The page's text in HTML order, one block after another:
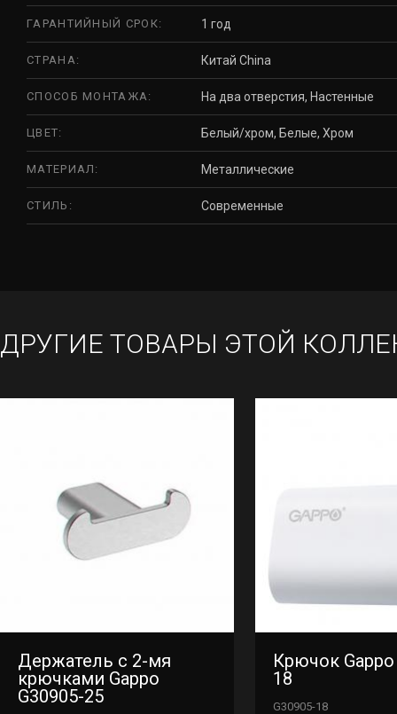
ГАРАНТИЙНЫЙ СРОК: 1 год
СТРАНА: Китай China
СПОСОБ МОНТАЖА: На два отверстия, Настенные
ЦВЕТ: Белый/хром, Белые, Хром
МАТЕРИАЛ: Металлические
СТИЛЬ: Современные
ДРУГИЕ ТОВАРЫ ЭТОЙ
Держатель с 2-мя
крючками Gappo
G30905-25
Крючок Gappo
18
G30905-18